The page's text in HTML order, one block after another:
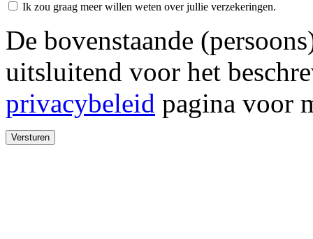
Ik zou graag meer willen weten over jullie verzekeringen.
De bovenstaande
uitsluitend voor het
privacybeleid pagina voor
Versturen